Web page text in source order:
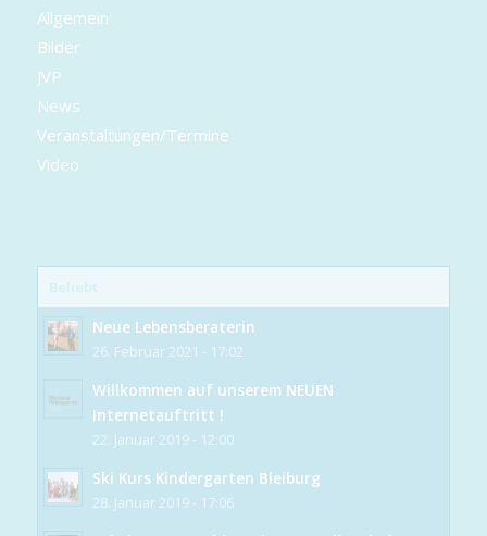
Allgemein
Bilder
JVP
News
Veranstaltungen/Termine
Video
Beliebt
Neue Lebensberaterin
26. Februar 2021 - 17:02
Willkommen auf unserem NEUEN
Internetauftritt !
22. Januar 2019 - 12:00
Ski Kurs Kindergarten Bleiburg
28. Januar 2019 - 17:06